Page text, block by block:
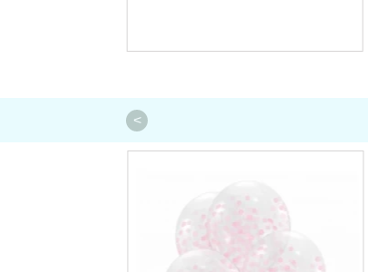
<